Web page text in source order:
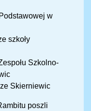
w
szkoły
Szkolno-
Skierniewic
poszli